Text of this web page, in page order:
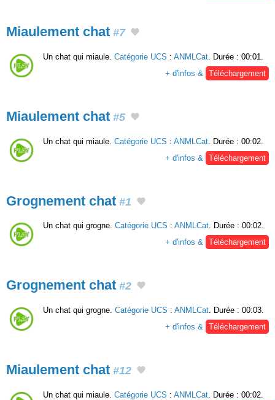
Miaulement chat #7
Un chat qui miaule. Catégorie UCS : ANMLCat. Durée : 00:01.
+ d'infos & Téléchargement
Miaulement chat #5
Un chat qui miaule. Catégorie UCS : ANMLCat . Durée : 00:02.
+ d'infos &
Téléchargement
Grognement chat #1
Un chat qui grogne. Catégorie UCS : ANMLCat. Durée : 00:02.
+ d'infos & Téléchargement
Grognement chat #2
Un chat qui grogne. Catégorie UCS : ANMLCat. Durée : 00:03.
+ d'infos & Téléchargement
Miaulement chat #12
Un chat qui miaule. Catégorie UCS : ANMLCat . Durée : 00:02.